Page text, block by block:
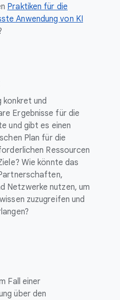
Praktiken für die
Anwendung von KI
und
Ergebnisse für die
und gibt es einen
Plan für die
Ressourcen
Wie könnte das
Netzwerke nutzen, um
zuzugreifen und
Fall einer
über den